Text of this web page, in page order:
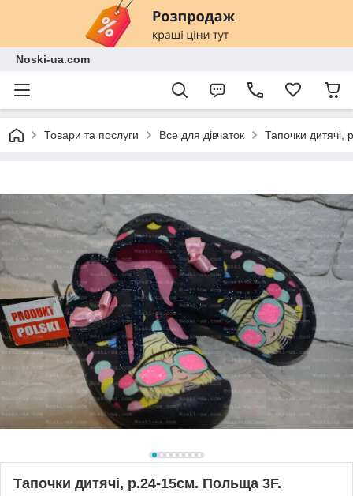
Noski-ua.com
Товари та послуги Все для дівчаток Тапочки
Тапочки дитячі, р.24-15см. Польща 3F.